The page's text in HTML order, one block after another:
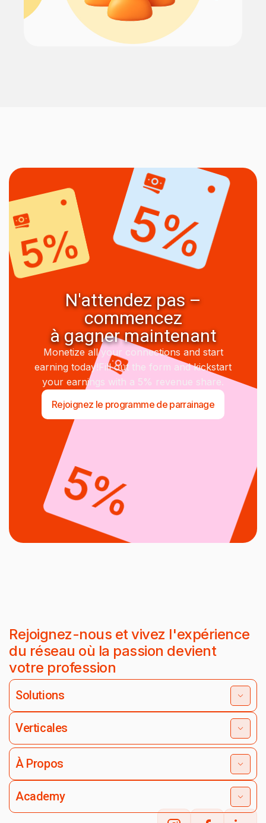
N'attendez pas –
commencez
à gagner maintenant
Monetize all your connections and start
earning today!Fill out the form and kickstart
your earnings with a 5% revenue share.
Rejoignez le programme de parrainage
5% 5%
5%
Rejoignez-nous et vivez l'expérience
du réseau où la passion devient
votre profession
Solutions
Verticales
À Propos
Academy